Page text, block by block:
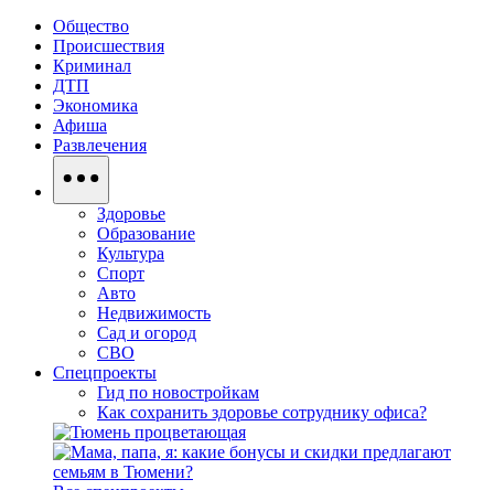
Общество
Происшествия
Криминал
ДТП
Экономика
Афиша
Развлечения
Здоровье
Образование
Культура
Спорт
Авто
Недвижимость
Сад и огород
СВО
Спецпроекты
Гид по новостройкам
Как сохранить здоровье сотруднику офиса?